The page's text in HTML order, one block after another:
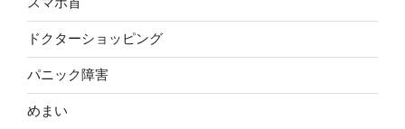
ドクターショッピング
パニック障害
めまい